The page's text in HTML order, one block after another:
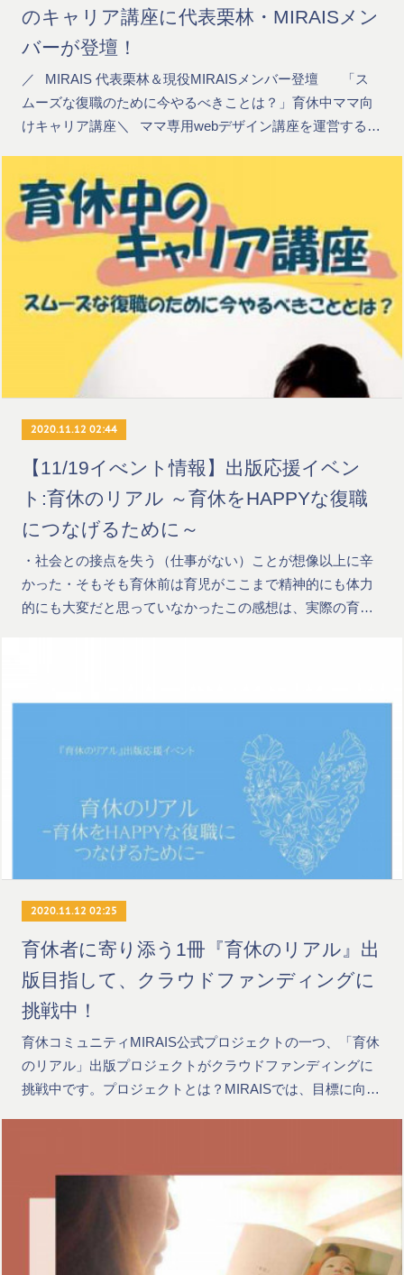
のキャリア講座に代表栗林・MIRAISメン
バーが登壇！
／⠀MIRAIS 代表栗林＆現役MIRAISメンバー登壇 ⠀「ス
ムーズな復職のために今やるべきことは？」育休中ママ向
けキャリア講座＼⠀ママ専用webデザイン講座を運営する…
2020.11.12 02:44
【11/19イべント情報】出版応援イベン
ト:育休のリアル ～育休をHAPPYな復職
につなげるために～
・社会との接点を失う（仕事がない）ことが想像以上に辛
かった・そもそも育休前は育児がここまで精神的にも体力
的にも大変だと思っていなかったこの感想は、実際の育…
2020.11.12 02:25
育休者に寄り添う1冊『育休のリアル』出
版目指して、クラウドファンディングに
挑戦中！
育休コミュニティMIRAIS公式プロジェクトの一つ、「育休
のリアル」出版プロジェクトがクラウドファンディングに
挑戦中です。プロジェクトとは？MIRAISでは、目標に向…